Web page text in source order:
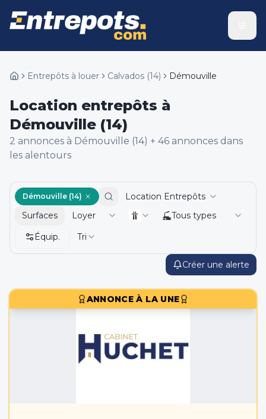
Entrepôts à louer Calvados (14) Démouville
Location entrepôts à
Démouville (14)
2 annonces à Démouville (14) + 46 annonces dans
les alentours
Créer une alerte
Démouville (14)
Location Entrepôts
Surfaces
Loyer
Tous types
Équip.
Tri
ANNONCE À LA UNE